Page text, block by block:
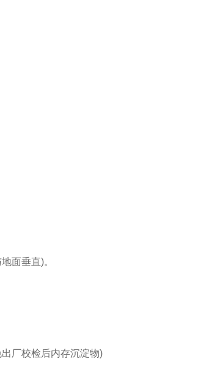
面垂直)。
厂校检后内存沉淀物)